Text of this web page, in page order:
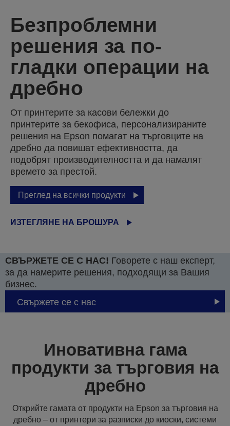
Безпроблемни
решения за по-
гладки операции на
дребно
От принтерите за касови бележки до
принтерите за бекофиса, персонализираните
решения на Epson помагат на търговците на
дребно да повишат ефективността, да
подобрят производителността и да намалят
времето за престой.
Преглед на всички продукти
ИЗТЕГЛЯНЕ НА БРОШУРА
СВЪРЖЕТЕ СЕ С НАС! Говорете с наш експерт,
за да намерите решения, подходящи за Вашия
бизнес.
Свържете се с нас
Иновативна гама
продукти за търговия на
дребно
Открийте гамата от продукти на Epson за търговия на
дребно – от принтери за разписки до киоски, системи